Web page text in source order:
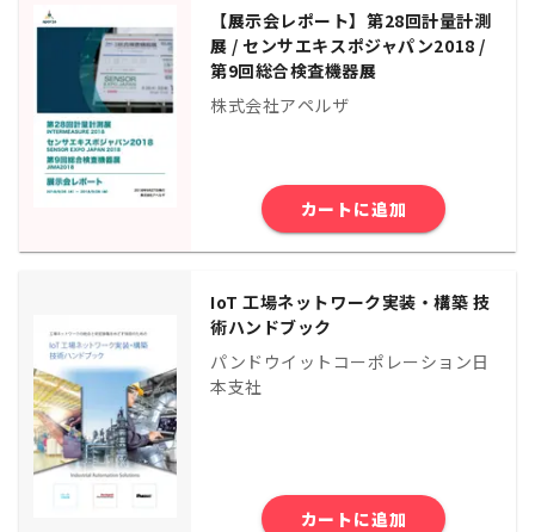
【展示会レポート】第28回計量計測
展 / センサエキスポジャパン2018 /
第9回総合検査機器展
株式会社アペルザ
カートに追加
IoT 工場ネットワーク実装・構築 技
術ハンドブック
パンドウイットコーポレーション日
本支社
カートに追加